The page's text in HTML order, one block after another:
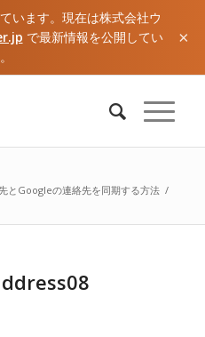
います。現在は株式会社ウ
で最新情報を公開してい
×
とGoogleの連絡先を同期する方法 /